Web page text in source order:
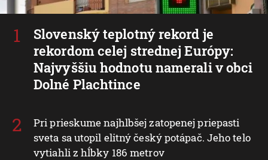
Slovenský teplotný rekord je
rekordom celej strednej Európy:
Najvyššiu hodnotu namerali v obci
Dolné Plachtince
Pri prieskume najhlbšej zatopenej priepasti
sveta sa utopil elitný český potápač. Jeho telo
vytiahli z hĺbky 186 metrov